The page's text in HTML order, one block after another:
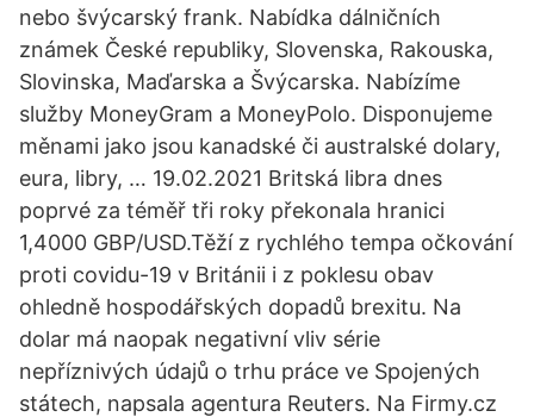
nebo švýcarský frank. Nabídka dálničních
známek České republiky, Slovenska, Rakouska,
Slovinska, Maďarska a Švýcarska. Nabízíme
služby MoneyGram a MoneyPolo. Disponujeme
měnami jako jsou kanadské či australské dolary,
eura, libry, … 19.02.2021 Britská libra dnes
poprvé za téměř tři roky překonala hranici
1,4000 GBP/USD.Těží z rychlého tempa očkování
proti covidu-19 v Británii i z poklesu obav
ohledně hospodářských dopadů brexitu. Na
dolar má naopak negativní vliv série
nepříznivých údajů o trhu práce ve Spojených
státech, napsala agentura Reuters. Na Firmy.cz